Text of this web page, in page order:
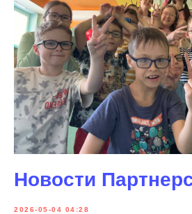
Новости
2026-05-04 04:28